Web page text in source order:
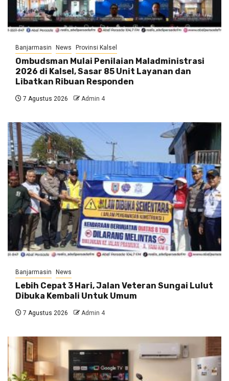
Banjarmasin News Provinsi Kalsel
Ombudsman Mulai Penilaian Maladministrasi
2026 di Kalsel, Sasar 85 Unit Layanan dan
Libatkan Ribuan Responden
7 Agustus 2026 Admin 4
Banjarmasin News
Lebih Cepat 3 Hari, Jalan Veteran Sungai Lulut
Dibuka Kembali Untuk Umum
7 Agustus 2026 Admin 4